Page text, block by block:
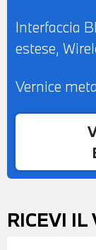
Interfaccia
estese,
Vernice
RICEVI IL